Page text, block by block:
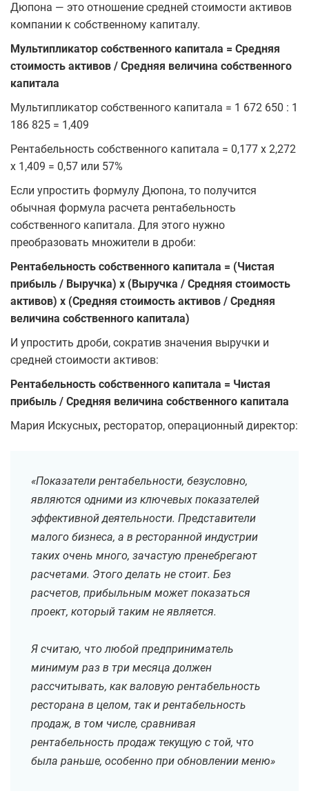
Дюпона — это отношение средней стоимости активов
компании к собственному капиталу.
Мультипликатор собственного капитала = Средняя
стоимость активов / Средняя величина собственного
капитала
Мультипликатор собственного капитала = 1 672 650 : 1
186 825 = 1,409
Рентабельность собственного капитала = 0,177 х 2,272
х 1,409 = 0,57 или 57%
Если упростить формулу Дюпона, то получится
обычная формула расчета рентабельность
собственного капитала. Для этого нужно
преобразовать множители в дроби:
Рентабельность собственного капитала = (Чистая
прибыль / Выручка) х (Выручка / Средняя стоимость
активов) х (Средняя стоимость активов / Средняя
величина собственного капитала)
И упростить дроби, сократив значения выручки и
средней стоимости активов:
Рентабельность собственного капитала = Чистая
прибыль / Средняя величина собственного капитала
Мария Искусных, ресторатор, операционный директор:
«Показатели рентабельности, безусловно,
являются одними из ключевых показателей
эффективной деятельности. Представители
малого бизнеса, а в ресторанной индустрии
таких очень много, зачастую пренебрегают
расчетами. Этого делать не стоит. Без
расчетов, прибыльным может показаться
проект, который таким не является.
Я считаю, что любой предприниматель
минимум раз в три месяца должен
рассчитывать, как валовую рентабельность
ресторана в целом, так и рентабельность
продаж, в том числе, сравнивая
рентабельность продаж текущую с той, что
была раньше, особенно при обновлении меню»